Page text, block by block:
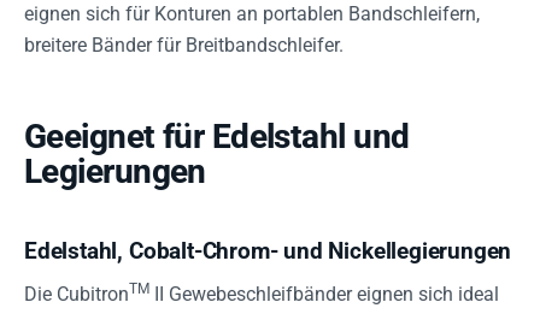
eignen sich für Konturen an portablen Bandschleifern,
breitere Bänder für Breitbandschleifer.
Geeignet für Edelstahl und
Legierungen
Edelstahl, Cobalt-Chrom- und Nickellegierungen
Die CubitronTM II Gewebeschleifbänder eignen sich ideal